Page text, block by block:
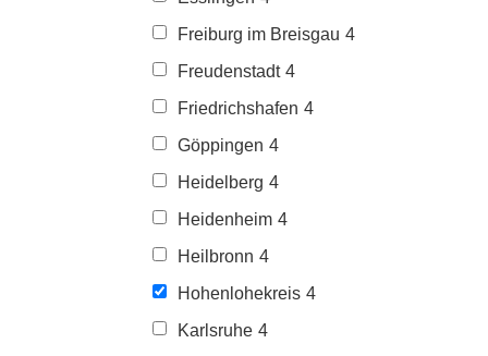
Freiburg im Breisgau 4
Freudenstadt 4
Friedrichshafen 4
Göppingen 4
Heidelberg 4
Heidenheim 4
Heilbronn 4
Hohenlohekreis 4
Karlsruhe 4